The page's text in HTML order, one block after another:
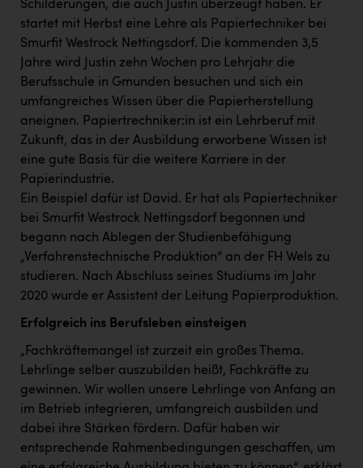
TCL
TRAILOMAT & Cycling Austria
VERITAS
Vier Diamanten
Vorlagenportal
Wir besiegen Krebs
Wirtschaftskammer OÖ
ZGONC
ZULuft - Zukunft Luft Austria
z.l.ö.
Österreichisches Hebammengremium
Wirtschaftskammer OÖ Energiehandel
Dopgas
kunden basics
kontakt
Schilderungen, die auch Justin überzeugt haben. Er
startet mit Herbst eine Lehre als Papiertechniker bei
Smurfit Westrock Nettingsdorf. Die kommenden 3,5
Jahre wird Justin zehn Wochen pro Lehrjahr die
Berufsschule in Gmunden besuchen und sich ein
umfangreiches Wissen über die Papierherstellung
aneignen. Papiertrechniker:in ist ein Lehrberuf mit
Zukunft, das in der Ausbildung erworbene Wissen ist
eine gute Basis für die weitere Karriere in der
Papierindustrie.
Ein Beispiel dafür ist David. Er hat als Papiertechniker
bei Smurfit Westrock Nettingsdorf begonnen und
begann nach Ablegen der Studienbefähigung
„Verfahrenstechnische Produktion“ an der FH Wels zu
studieren. Nach Abschluss seines Studiums im Jahr
2020 wurde er Assistent der Leitung Papierproduktion.
Erfolgreich ins Berufsleben einsteigen
„Fachkräftemangel ist zurzeit ein großes Thema.
Lehrlinge selber auszubilden heißt, Fachkräfte zu
gewinnen. Wir wollen unsere Lehrlinge von Anfang an
im Betrieb integrieren, umfangreich ausbilden und
dabei ihre Stärken fördern. Dafür haben wir
entsprechende Rahmenbedingungen geschaffen, um